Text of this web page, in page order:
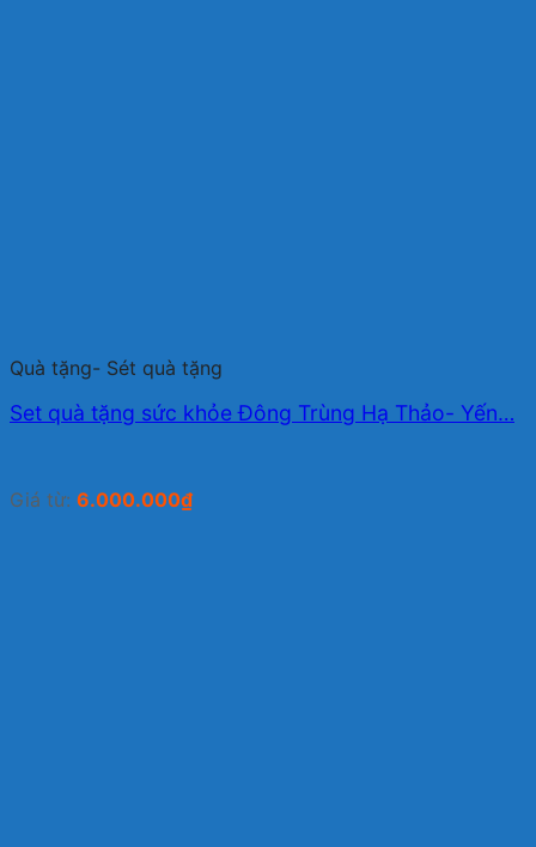
Quà tặng- Sét quà tặng
Set quà tặng sức khỏe Đông Trùng Hạ Thảo- Yến…
Giá từ: 6.000.000₫